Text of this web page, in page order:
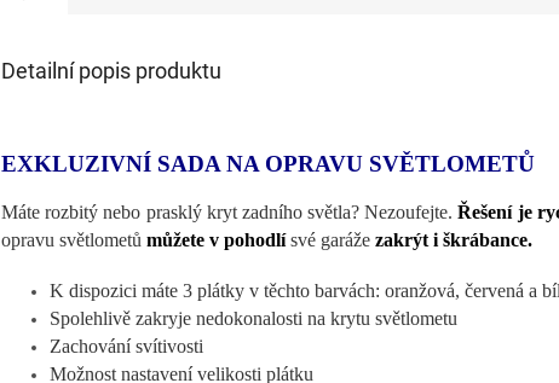
Detailní popis produktu
EXKLUZIVNÍ SADA NA OPRAVU SVĚTLOMETŮ
Máte rozbitý nebo prasklý kryt zadního světla? Nezoufejte.Řešení je
opravu světlometů můžete v pohodlísvé garáže zakrýt i škrábance.
K dispozici máte 3 plátky v těchto barvách: oranžová, červená a
Spolehlivě zakryje nedokonalosti na krytu světlometu
Zachování svítivosti
Možnost nastavení velikosti plátku